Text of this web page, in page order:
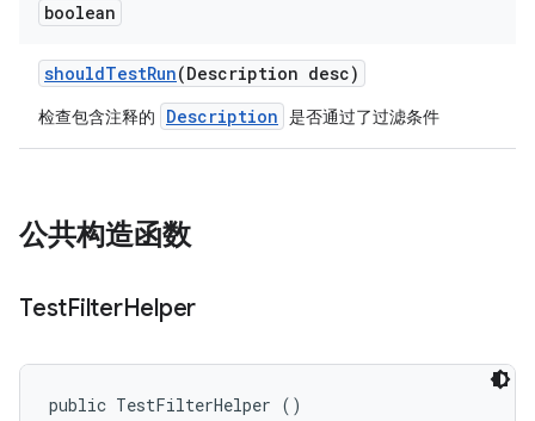
boolean
shouldTestRun(Description desc)
检查包含注释的 Description 是否通过了过滤条件
公共构造函数
TestFilterHelper
public TestFilterHelper ()